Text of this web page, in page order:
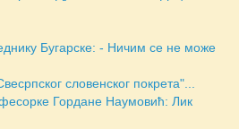
Бугарске: - Ничим се не може
словенског покрета"...
Гордане Наумовић: Лик